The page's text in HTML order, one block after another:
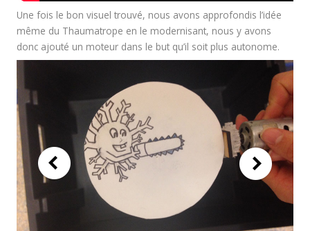
Une fois le bon visuel trouvé, nous avons approfondis l’idée
même du Thaumatrope en le modernisant, nous y avons
donc ajouté un moteur dans le but qu’il soit plus autonome.